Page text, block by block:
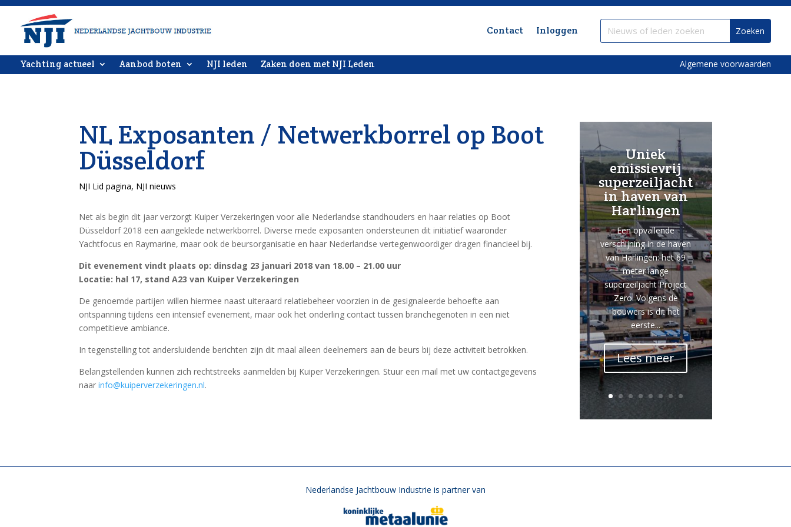
Contact Inloggen
Yachting actueel Aanbod boten NJI leden Zaken doen met NJI Leden Algemene voorwaarden
NL Exposanten / Netwerkborrel op Boot
Düsseldorf
NJI Lid pagina, NJI nieuws
Net als begin dit jaar verzorgt Kuiper Verzekeringen voor alle Nederlandse standhouders en haar relaties op Boot
Düsseldorf 2018 een aangeklede netwerkborrel. Diverse mede exposanten ondersteunen dit initiatief waaronder
Yachtfocus en Raymarine, maar ook de beursorganisatie en haar Nederlandse vertegenwoordiger dragen financieel bij.
Dit evenement vindt plaats op: dinsdag 23 januari 2018 van 18.00 – 21.00 uur
Locatie: hal 17, stand A23 van Kuiper Verzekeringen
De genoemde partijen willen hiermee naast uiteraard relatiebeheer voorzien in de gesignaleerde behoefte aan
ontspanning tijdens een intensief evenement, maar ook het onderling contact tussen branchegenoten in een niet
competitieve ambiance.
In tegenstelling tot andersluidende berichten zijn dit maal alleen deelnemers aan de beurs bij deze activiteit betrokken.
Belangstellenden kunnen zich rechtstreeks aanmelden bij Kuiper Verzekeringen. Stuur een mail met uw contactgegevens
naarinfo@kuiperverzekeringen.nl.
Uniek
emissievrij
superzeiljacht
in haven van
Harlingen
Een opvallende
verschijning in de haven
van Harlingen: het 69
meter lange
superzeiljacht Project
Zero. Volgens de
bouwers is dit het
eerste...
Lees meer
Nederlandse Jachtbouw Industrie is partner van